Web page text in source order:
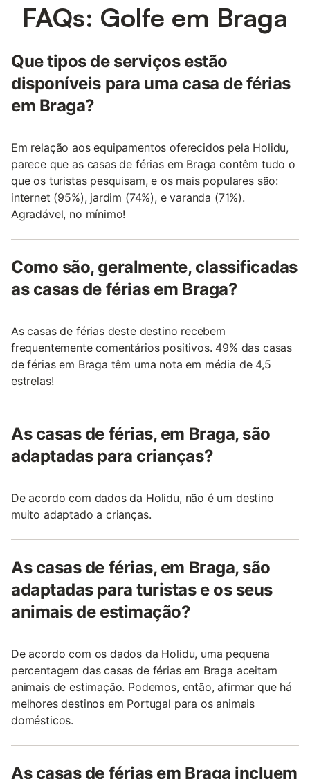
FAQs: Golfe em Braga
Que tipos de serviços estão
disponíveis para uma casa de férias
em Braga?
Em relação aos equipamentos oferecidos pela Holidu,
parece que as casas de férias em Braga contêm tudo o
que os turistas pesquisam, e os mais populares são:
internet (95%), jardim (74%), e varanda (71%).
Agradável, no mínimo!
Como são, geralmente, classificadas
as casas de férias em Braga?
As casas de férias deste destino recebem
frequentemente comentários positivos. 49% das casas
de férias em Braga têm uma nota em média de 4,5
estrelas!
As casas de férias, em Braga, são
adaptadas para crianças?
De acordo com dados da Holidu, não é um destino
muito adaptado a crianças.
As casas de férias, em Braga, são
adaptadas para turistas e os seus
animais de estimação?
De acordo com os dados da Holidu, uma pequena
percentagem das casas de férias em Braga aceitam
animais de estimação. Podemos, então, afirmar que há
melhores destinos em Portugal para os animais
domésticos.
As casas de férias em Braga incluem